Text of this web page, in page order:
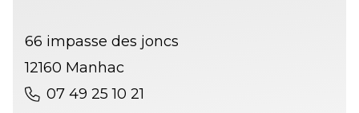
66 impasse des joncs
12160 Manhac
07 49 25 10 21